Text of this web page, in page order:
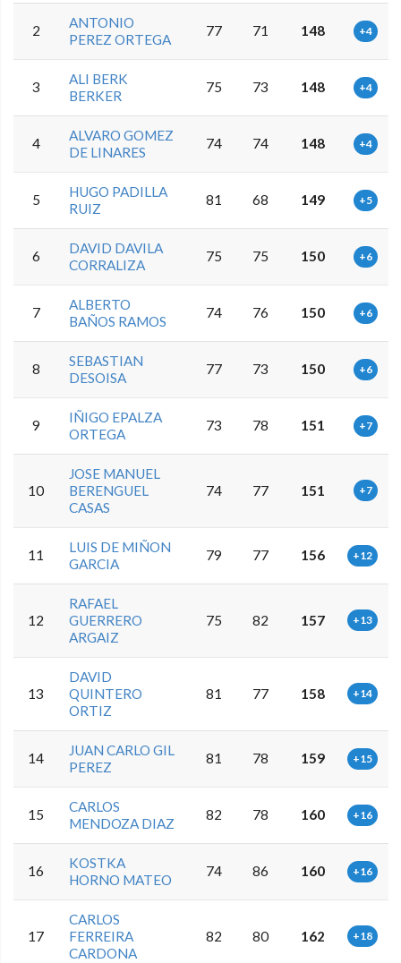
2
ANTONIO
PEREZ ORTEGA
77 71 148 +4
3
ALI BERK
BERKER
75 73 148 +4
4
ALVARO GOMEZ
DE LINARES
74 74 148 +4
5
HUGO PADILLA
RUIZ
81 68 149 +5
6
DAVID DAVILA
CORRALIZA
75 75 150 +6
7
ALBERTO
BAÑOS RAMOS
74 76 150 +6
8
SEBASTIAN
DESOISA
77 73 150 +6
9
IÑIGO EPALZA
ORTEGA
73 78 151 +7
10
JOSE MANUEL
BERENGUEL
CASAS
74 77 151 +7
11
LUIS DE MIÑON
GARCIA
79 77 156 +12
12
RAFAEL
GUERRERO
ARGAIZ
75 82 157 +13
13
DAVID
QUINTERO
ORTIZ
81 77 158 +14
14
JUAN CARLO GIL
PEREZ
81 78 159 +15
15
CARLOS
MENDOZA DIAZ
82 78 160 +16
16
KOSTKA
HORNO MATEO
74 86 160 +16
17
CARLOS
FERREIRA
CARDONA
82 80 162 +18